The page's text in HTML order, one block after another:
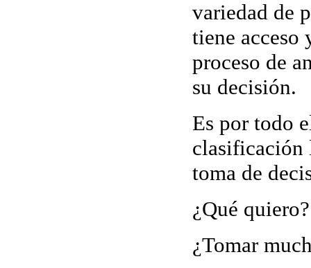
variedad de
tiene acceso
proceso de
su decisión.
Es por todo
clasificación
toma de
¿Qué quiero?
¿Tomar